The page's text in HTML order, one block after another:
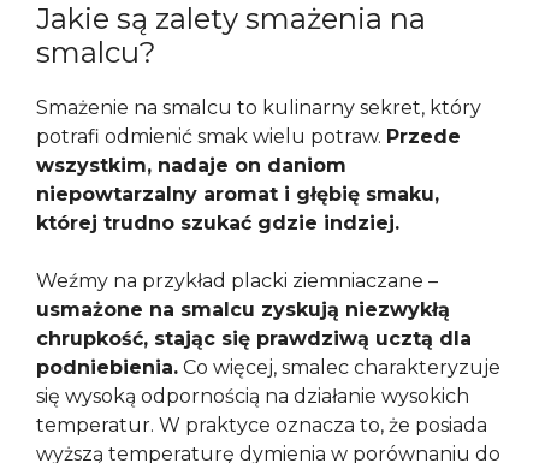
Jakie są zalety smażenia na
smalcu?
Smażenie na smalcu to kulinarny sekret, który
potrafi odmienić smak wielu potraw. Przede
wszystkim, nadaje on daniom
niepowtarzalny aromat i głębię smaku,
której trudno szukać gdzie indziej.
Weźmy na przykład placki ziemniaczane –
usmażone na smalcu zyskują niezwykłą
chrupkość, stając się prawdziwą ucztą dla
podniebienia. Co więcej, smalec charakteryzuje
się wysoką odpornością na działanie wysokich
temperatur. W praktyce oznacza to, że posiada
wyższą temperaturę dymienia w porównaniu do